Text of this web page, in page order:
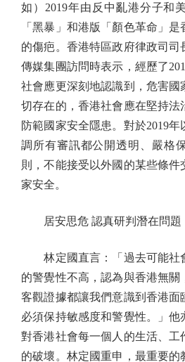
如）2019年由反中亂港分子和
「黑暴」和港版「顏色革命」
的傷疤。香港特區政府律政司司
傳媒集團訪問時表示，經歷了
社會應更深刻地認識到，危害國
切存在的，香港社會應在堅持法
防範國家安全隱患。對於2019
調所有審訊都公開透明、嚴格
則，不能接受以外國的某些條件
家安全。
居安思危 認真研判潛在問題
林定國直言：「過去可能社
的警覺性不高，認為與香港無關
客觀證據都讓我們意識到香港面
必須保持敏感度和警覺性。」他
對香港社會每一個人的生活、工
的破壞。林定國重申，最重要的